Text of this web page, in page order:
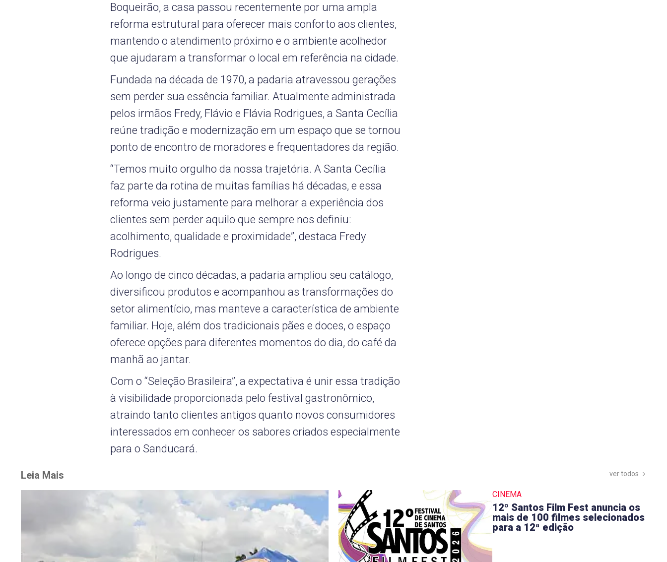
Boqueirão, a casa passou recentemente por uma ampla
reforma estrutural para oferecer mais conforto aos clientes,
mantendo o atendimento próximo e o ambiente acolhedor
que ajudaram a transformar o local em referência na cidade.
Fundada na década de 1970, a padaria atravessou gerações
sem perder sua essência familiar. Atualmente administrada
pelos irmãos Fredy, Flávio e Flávia Rodrigues, a Santa Cecília
reúne tradição e modernização em um espaço que se tornou
ponto de encontro de moradores e frequentadores da região.
“Temos muito orgulho da nossa trajetória. A Santa Cecília
faz parte da rotina de muitas famílias há décadas, e essa
reforma veio justamente para melhorar a experiência dos
clientes sem perder aquilo que sempre nos definiu:
acolhimento, qualidade e proximidade”, destaca Fredy
Rodrigues.
Ao longo de cinco décadas, a padaria ampliou seu catálogo,
diversificou produtos e acompanhou as transformações do
setor alimentício, mas manteve a característica de ambiente
familiar. Hoje, além dos tradicionais pães e doces, o espaço
oferece opções para diferentes momentos do dia, do café da
manhã ao jantar.
Com o “Seleção Brasileira”, a expectativa é unir essa tradição
à visibilidade proporcionada pelo festival gastronômico,
atraindo tanto clientes antigos quanto novos consumidores
interessados em conhecer os sabores criados especialmente
para o Sanducará.
Leia Mais ver todos
CINEMA
12º Santos Film Fest anuncia os
mais de 100 filmes selecionados
para a 12ª edição